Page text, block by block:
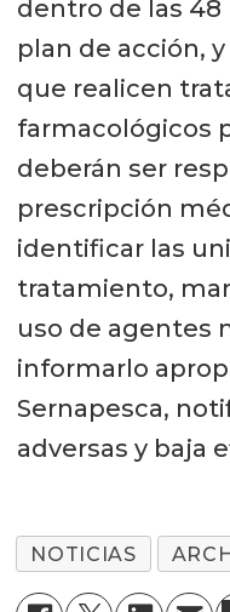
dentro de las 48
plan de acción,
que realicen
farmacológicos
deberán ser
prescripción
identificar las
tratamiento,
uso de agentes
informarlo
Sernapesca,
adversas y baja
NOTICIAS